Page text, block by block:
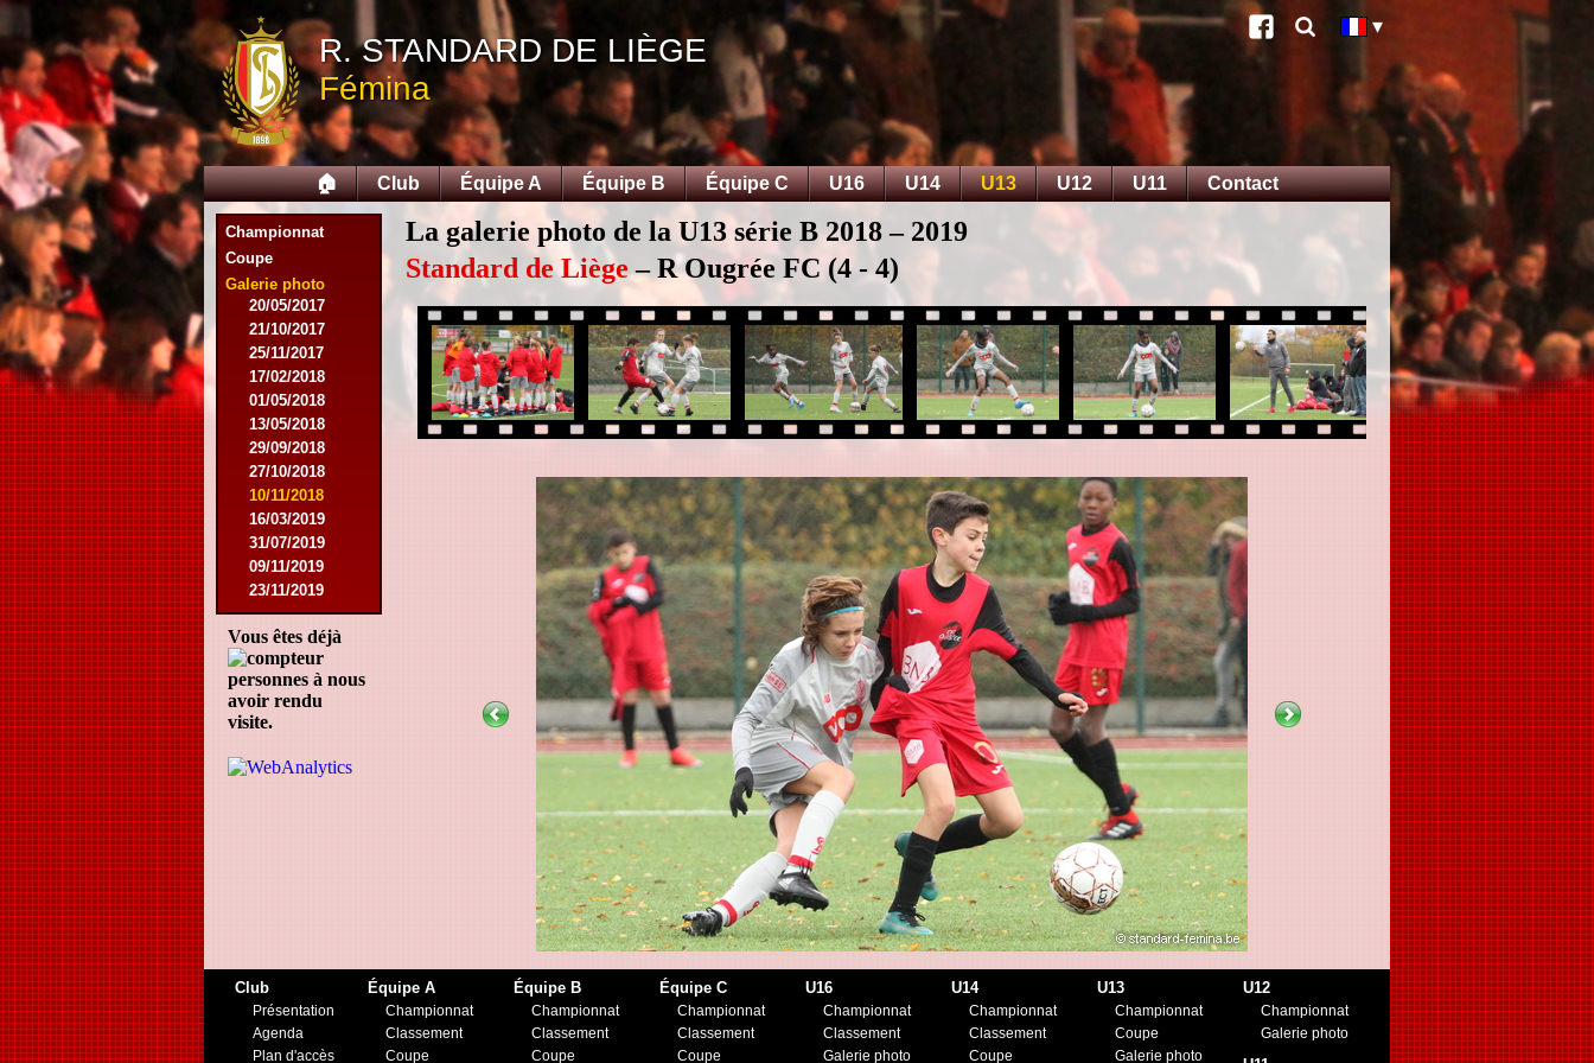
R. STANDARD DE LIÈGE
Fémina
🏠 Club Équipe A Équipe B Équipe C U16 U14 U13 U12 U11 Contact
Championnat
Coupe
Galerie photo
12/09/2015
26/09/2015
03/10/2015
28/11/2015
09/03/2016
09/04/2016
13/04/2016
16/05/2016
09/08/2016
08/10/2016
01/03/2017
06/05/2017
20/05/2017
21/10/2017
25/11/2017
17/02/2018
01/05/2018
13/05/2018
29/09/2018
27/10/2018
10/11/2018
16/03/2019
31/07/2019
09/11/2019
23/11/2019
Vous êtes déjà
personnes à nous
avoir rendu
visite.
La galerie photo de la U13 série B 2018 – 2019
Standard de Liège– R Ougrée FC (4 - 4)
Club
Présentation
Agenda
Plan d'accès
Équipe A
Championnat
Classement
Coupe
Équipe B
Championnat
Classement
Coupe
Équipe C
Championnat
Classement
Coupe
U16
Championnat
Classement
Galerie photo
U14
Championnat
Classement
Coupe
U13
Championnat
Coupe
Galerie photo
U12
Championnat
Galerie photo